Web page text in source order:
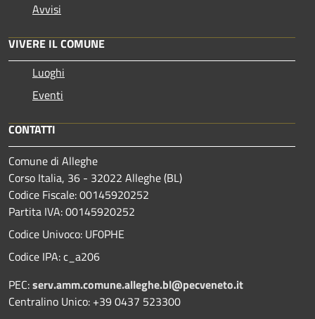
Avvisi
VIVERE IL COMUNE
Luoghi
Eventi
CONTATTI
Comune di Alleghe
Corso Italia, 36 - 32022 Alleghe (BL)
Codice Fiscale: 00145920252
Partita IVA: 00145920252
Codice Univoco: UF0PHE
Codice IPA: c_a206
PEC:serv.amm.comune.alleghe.bl@pecveneto.it
Centralino Unico: +39 0437 523300